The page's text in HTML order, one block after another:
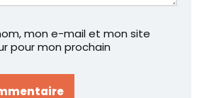
mon e-mail et mon site
pour mon prochain